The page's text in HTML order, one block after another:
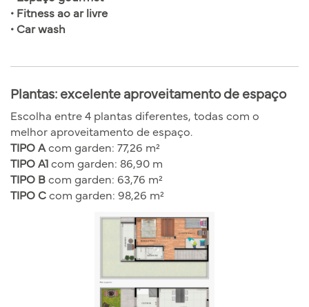
• Fitness ao ar livre
• Car wash
Plantas: excelente aproveitamento de espaço
Escolha entre 4 plantas diferentes, todas com o
melhor aproveitamento de espaço.
TIPO A com garden: 77,26 m²
TIPO A1 com garden: 86,90 m
TIPO B com garden: 63,76 m²
TIPO C com garden: 98,26 m²